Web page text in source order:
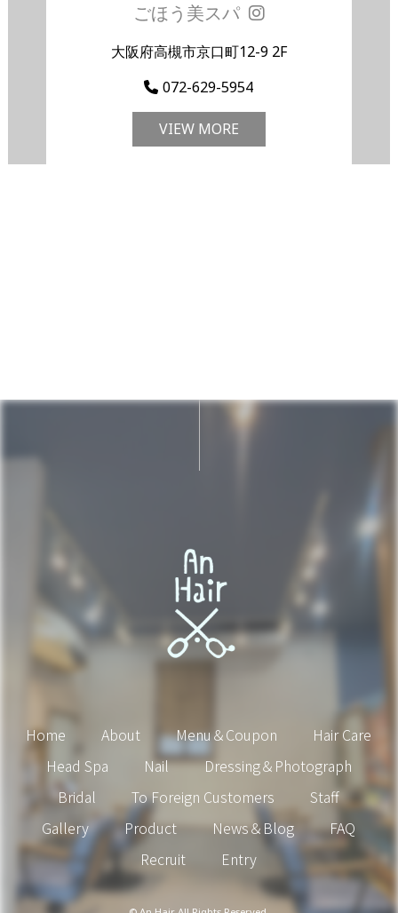
ごほう美スパ
大阪府高槻市京口町12-9 2F
072-629-5954
VIEW MORE
Home About Menu＆Coupon
Hair Care
Head Spa
Nail
Dressing＆Photograph
Bridal
To Foreign Customers
Staff
Gallery
Product News＆Blog
FAQ
Recruit
Entry